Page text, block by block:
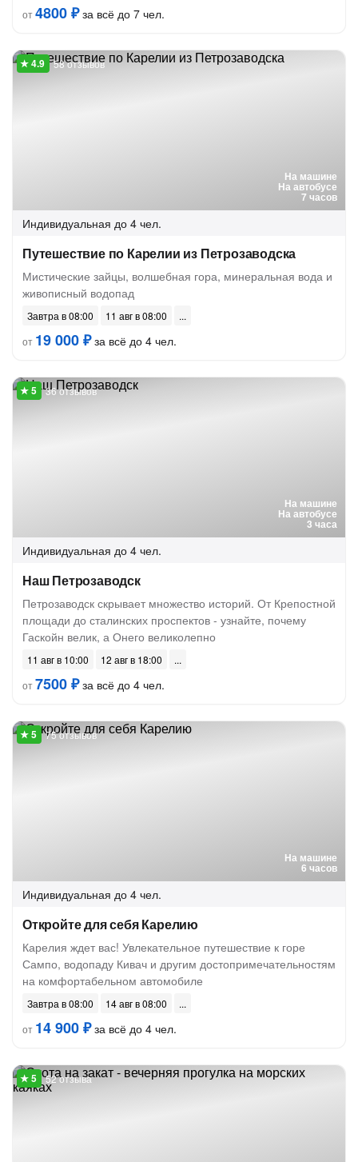
от4800 ₽за всё до 7 чел.
На машине
На автобусе
7 часов
58 отзывов
Индивидуальная до 4 чел.
Путешествие по Карелии из Петрозаводска
Мистические зайцы, волшебная гора, минеральная вода и
живописный водопад
Завтра в 08:00
11 авг в 08:00
от 19 000 ₽за всё до 4 чел.
На машине
На автобусе
3 часа
36 отзывов
Индивидуальная до 4 чел.
Наш Петрозаводск
Петрозаводск скрывает множество историй. От Крепостной
площади до сталинских проспектов - узнайте, почему
Гаскойн велик, а Онего великолепно
11 авг в 10:00
12 авг в 18:00
от7500 ₽за всё до 4 чел.
На машине
6 часов
75 отзывов
Индивидуальная до 4 чел.
Откройте для себя Карелию
Карелия ждет вас! Увлекательное путешествие к горе
Сампо, водопаду Кивач и другим достопримечательностям
на комфортабельном автомобиле
Завтра в 08:00
14 авг в 08:00
от 14 900 ₽за всё до 4 чел.
52 отзыва